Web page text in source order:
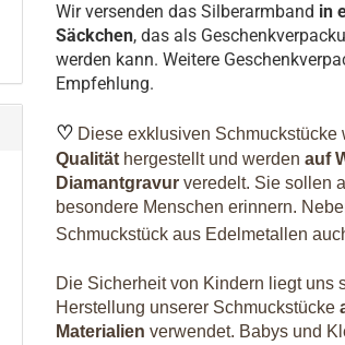
Wir versenden das Silberarmband in
Säckchen, das als
werden kann. Weitere
Empfehlung.
♡ Diese exklusiven Schmuckstücke
Qualität hergestellt und werden auf
Diamantgravur veredelt. Sie sollen
besondere Menschen erinnern.
Schmuckstück aus Edelmetallen
Die Sicherheit von Kindern liegt uns
Herstellung unserer Schmuckstücke
Materialien verwendet. Babys und